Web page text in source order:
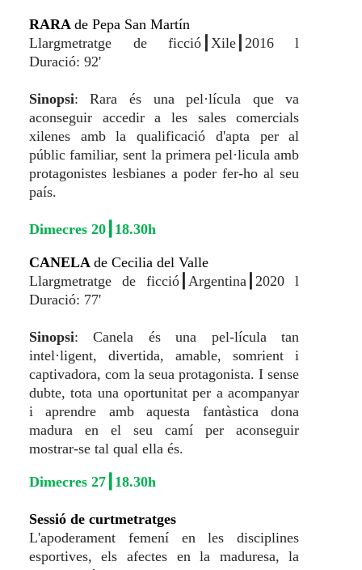
RARA de Pepa San Martín
Llargmetratge de ficció
Xile┃ 2016 l
Duració: 92'
Sinopsi: Rara és una pel·lícula que va
aconseguir accedir a les sales comercials
xilenes amb la qualificació d'apta per al
públic familiar, sent la primera pel·licula amb
protagonistes lesbianes a poder fer-ho al seu
país.
Dimecres 20┃18.30h
CANELA de Cecilia del Valle
Llargmetratge de ficció┃ Argentina┃2020 l
Duració: 77'
Sinopsi:Canela és una pel-lícula tan
intel·ligent, divertida, amable, somrient i
captivadora, com la seua protagonista. I sense
dubte, tota una oportunitat per a acompanyar
i aprendre amb aquesta fantàstica dona
madura en el seu camí per aconseguir
mostrar-se tal qual ella és.
Dimecres 27┃18.30h
Sessió de curtmetratges
L'apoderament femení en les disciplines
esportives, els afectes en la maduresa, la